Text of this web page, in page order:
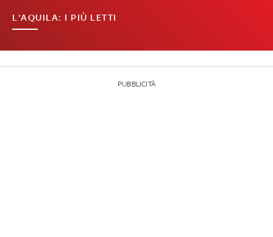
L'AQUILA: I PIÙ LETTI
PUBBLICITÀ